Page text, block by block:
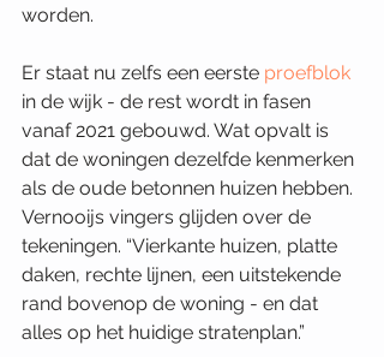
worden.
Er staat nu zelfs een eerste proefblok
in de wijk - de rest wordt in fasen
vanaf 2021 gebouwd. Wat opvalt is
dat de woningen dezelfde kenmerken
als de oude betonnen huizen hebben.
Vernooijs vingers glijden over de
tekeningen. “Vierkante huizen, platte
daken, rechte lijnen, een uitstekende
rand bovenop de woning - en dat
alles op het huidige stratenplan.”